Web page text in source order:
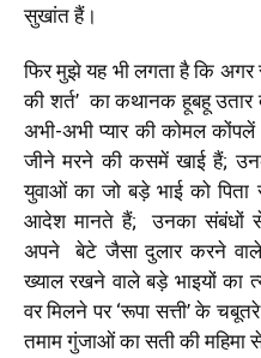
सुखांत हैं।
फिर मुझे यह भी लगता है कि अगर
की शर्त’ का कथानक हूबहू
अभी-अभी प्यार की कोमल
जीने मरने की कसमें खाई हैं;
युवाओं का जो बड़े भाई को
आदेश मानते हैं; उनका संबंधों से
अपने बेटे जैसा दुलार करने
ख्याल रखने वाले बड़े भाइयों का
वर मिलने पर ‘रूपा सत्ती’ के
तमाम गुंजाओं का सती की महिमा